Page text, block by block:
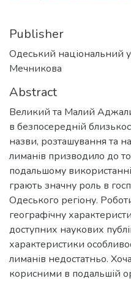
Publisher
Одеський національний
Мечникова
Abstract
Великий та Малий
в безпосередній
назви, розташування та
лиманів призводило до
подальшому
грають значну роль в
Одеського регіону.
географічну
доступних наукових
характеристики
лиманів недостатньо.
корисними в подальшій